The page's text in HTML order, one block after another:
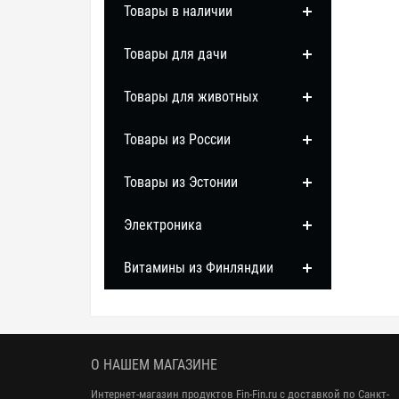
Товары в наличии
Товары для дачи
Товары для животных
Товары из России
Товары из Эстонии
Электроника
Витамины из Финляндии
О НАШЕМ МАГАЗИНЕ
Интернет-магазин продуктов Fin-Fin.ru с доставкой по Санкт-